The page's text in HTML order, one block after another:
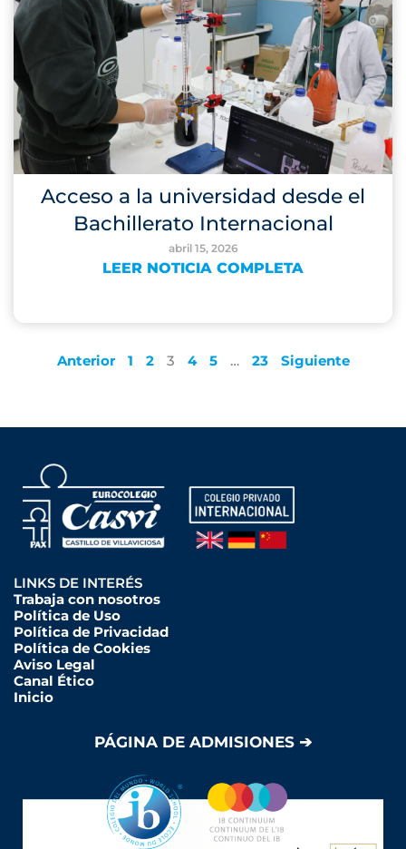
Acceso a la universidad desde el
Bachillerato Internacional
abril 15, 2026
LEER NOTICIA COMPLETA
Anterior 1 2 3 4 5 … 23 Siguiente
LINKS DE INTERÉS
Trabaja con nosotros
Política de Uso
Política de Privacidad
Política de Cookies
Aviso Legal
Canal Ético
Inicio
PÁGINA DE ADMISIONES ➔